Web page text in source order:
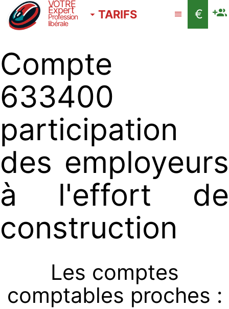
VOTRE
Expert
Profession
libérale
TARIFS €
Compte
633400
participation
des employeurs
à l'effort de
construction
Les comptes
comptables proches :